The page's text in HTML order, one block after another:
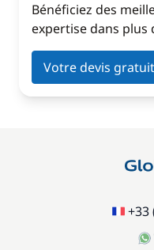
Bénéficiez des
expertise dans plus
Votre devis gratuit
+33